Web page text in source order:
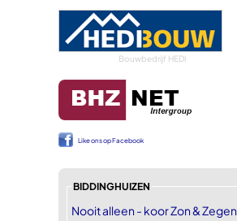
Bouwbedrijf HEDI
Like ons op Facebook
BIDDINGHUIZEN
Nooit alleen - koor Zon & Zegen